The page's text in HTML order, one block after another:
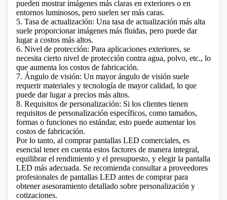
pueden mostrar imágenes más claras en exteriores o en
entornos luminosos, pero suelen ser más caras.
5. Tasa de actualización: Una tasa de actualización más alta
suele proporcionar imágenes más fluidas, pero puede dar
lugar a costos más altos.
6. Nivel de protección: Para aplicaciones exteriores, se
necesita cierto nivel de protección contra agua, polvo, etc., lo
que aumenta los costos de fabricación.
7. Ángulo de visión: Un mayor ángulo de visión suele
requerir materiales y tecnología de mayor calidad, lo que
puede dar lugar a precios más altos.
8. Requisitos de personalización: Si los clientes tienen
requisitos de personalización específicos, como tamaños,
formas o funciones no estándar, esto puede aumentar los
costos de fabricación.
Por lo tanto, al comprar pantallas LED comerciales, es
esencial tener en cuenta estos factores de manera integral,
equilibrar el rendimiento y el presupuesto, y elegir la pantalla
LED más adecuada. Se recomienda consultar a proveedores
profesionales de pantallas LED antes de comprar para
obtener asesoramiento detallado sobre personalización y
cotizaciones.